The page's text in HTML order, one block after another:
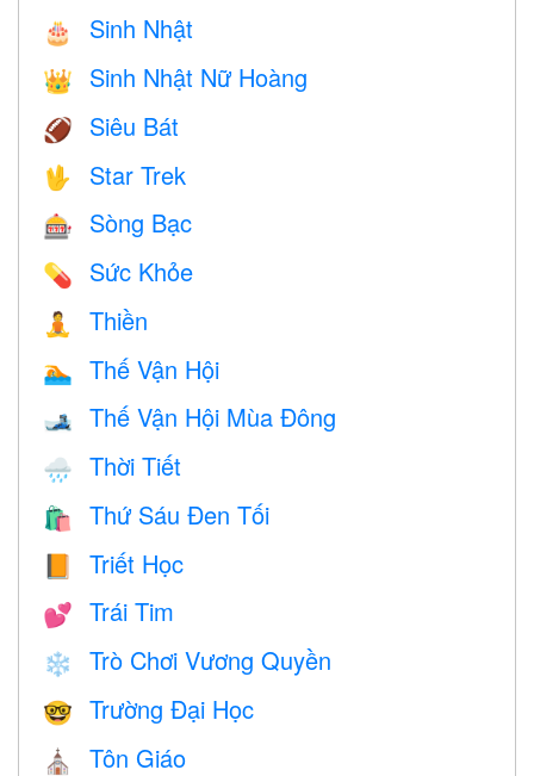
🎂 Sinh Nhật
👑 Sinh Nhật Nữ Hoàng
🏈 Siêu Bát
🖖 Star Trek
🎰 Sòng Bạc
💊 Sức Khỏe
🧘 Thiền
🏊 Thế Vận Hội
🎿 Thế Vận Hội Mùa Đông
🌧 Thời Tiết
🛍 Thứ Sáu Đen Tối
Triết Học
💕 Trái Tim
❄️ Trò Chơi Vương Quyền
🤓 Trường Đại Học
⛪️ Tôn Giáo